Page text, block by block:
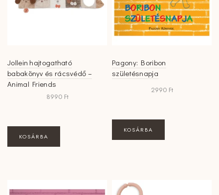
Jollein hajtogatható
babakönyv és rácsvédő –
Animal Friends
8990 Ft
KOSÁRBA
Pagony: Boribon
születésnapja
2990 Ft
KOSÁRBA